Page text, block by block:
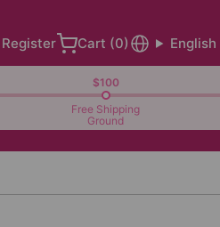
Cart (0) English
$100
Free Shipping
Ground